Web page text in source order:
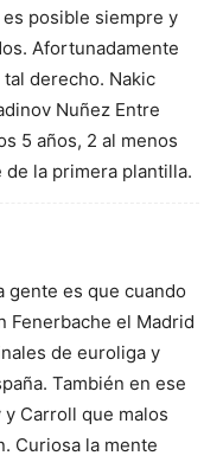
posible siempre y
Afortunadamente
derecho. Nakic
Nuñez Entre
5 años, 2 al menos
la primera plantilla.
gente es que cuando
Fenerbache el Madrid
de euroliga y
También en ese
Carroll que malos
Curiosa la mente